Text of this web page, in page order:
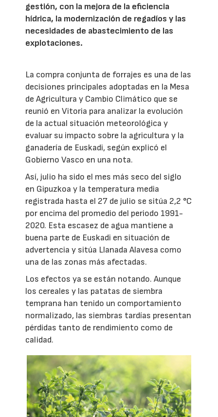
gestión, con la mejora de la eficiencia
hídrica, la modernización de regadíos y las
necesidades de abastecimiento de las
explotaciones.
La compra conjunta de forrajes es una de las
decisiones principales adoptadas en la Mesa
de Agricultura y Cambio Climático que se
reunió en Vitoria para analizar la evolución
de la actual situación meteorológica y
evaluar su impacto sobre la agricultura y la
ganadería de Euskadi, según explicó el
Gobierno Vasco en una nota.
Así, julio ha sido el mes más seco del siglo
en Gipuzkoa y la temperatura media
registrada hasta el 27 de julio se sitúa 2,2 °C
por encima del promedio del periodo 1991-
2020. Esta escasez de agua mantiene a
buena parte de Euskadi en situación de
advertencia y sitúa Llanada Alavesa como
una de las zonas más afectadas.
Los efectos ya se están notando. Aunque
los cereales y las patatas de siembra
temprana han tenido un comportamiento
normalizado, las siembras tardías presentan
pérdidas tanto de rendimiento como de
calidad.